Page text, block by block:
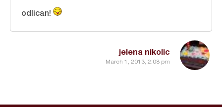
jelena nikolic
March 1, 2013, 2:08 pm
odlican!